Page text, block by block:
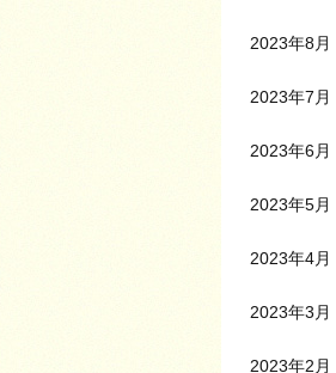
2023年8月
2023年7月
2023年6月
2023年5月
2023年4月
2023年3月
2023年2月